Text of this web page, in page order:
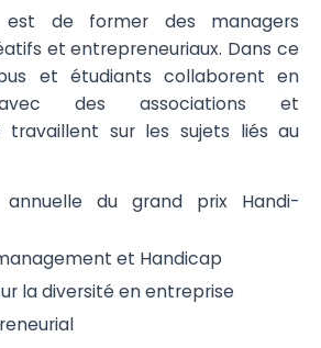
est de former des managers
et entrepreneuriaux. Dans ce
et étudiants collaborent en
des associations et
travaillent sur les sujets liés au
annuelle du grand prix Handi-
et Handicap
la diversité en entreprise